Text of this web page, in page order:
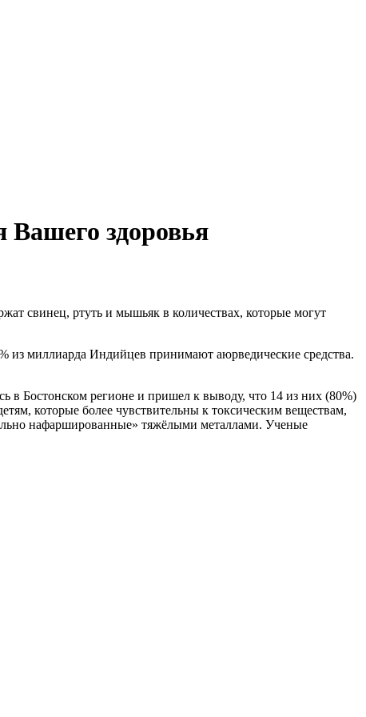
здоровья
свинец, ртуть и мышьяк в количествах, которые могут
из миллиарда Индийцев принимают аюрведические средства.
в Бостонском регионе и пришел к выводу, что 14 из них (80%)
которые более чувствительны к токсическим веществам,
нафаршированные» тяжёлыми металлами. Ученые